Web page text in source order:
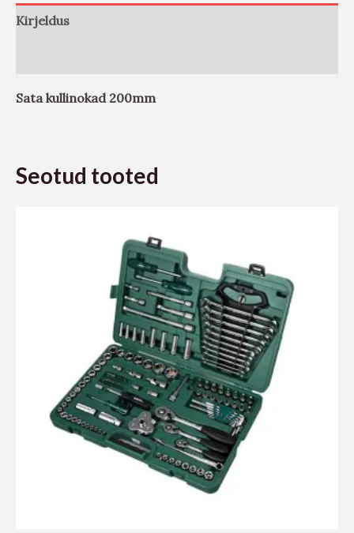
Kirjeldus
Sata kullinokad 200mm
Seotud tooted